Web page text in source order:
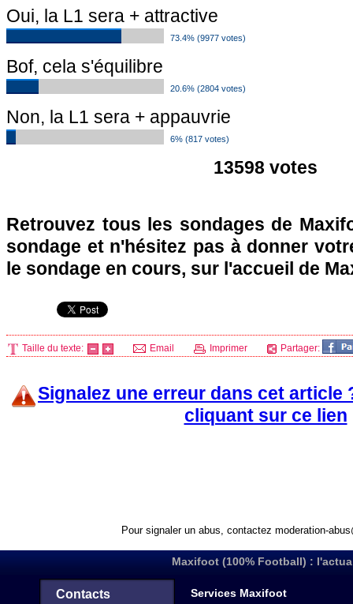
Oui, la L1 sera + attractive
73.4% (9977 votes)
Bof, cela s'équilibre
20.6% (2804 votes)
Non, la L1 sera + appauvrie
6% (817 votes)
13598 votes
Retrouvez tous les sondages de
sondage et n'hésitez pas à donner
le sondage en cours, sur l'accueil de
Taille du texte: Email Imprimer Partager:
Signalez une erreur dans cet article
cliquant sur ce lien
Pour signaler un abus, contactez moderation-
Maxifoot (100% Football) :
Contacts Services Maxifoot